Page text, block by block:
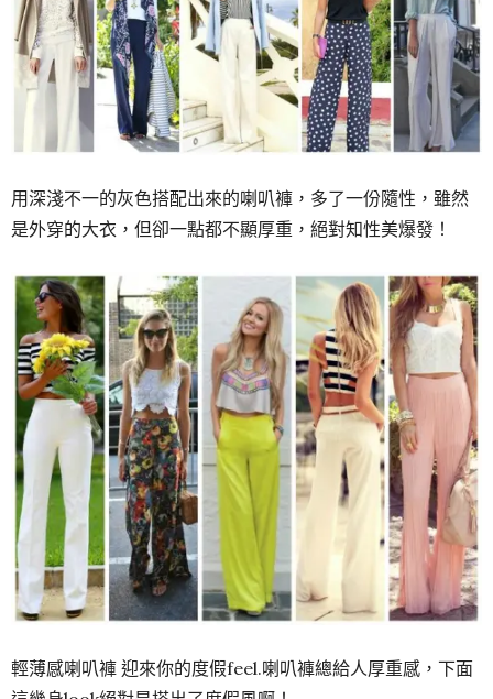
用深淺不一的灰色搭配出來的喇叭褲，多了一份隨性，雖然
是外穿的大衣，但卻一點都不顯厚重，絕對知性美爆發！
輕薄感喇叭褲 迎來你的度假feel.喇叭褲總給人厚重感，下面